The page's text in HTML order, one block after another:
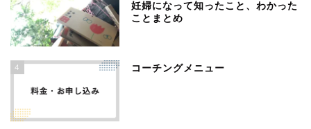
妊婦になって知ったこと、わかった
ことまとめ
4 コーチングメニュー